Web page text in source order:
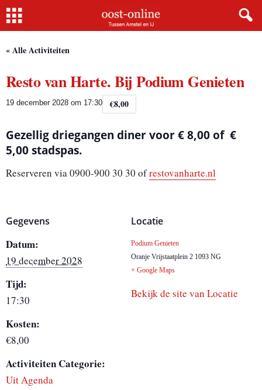
Home
« Alle Activiteiten
Resto van Harte. Bij Podium Genieten
19 december 2028 om 17:30 €8,00
Gezellig driegangen diner voor € 8,00 of €
5,00 stadspas.
Reserveren via 0900-900 30 30 ofrestovanharte.nl
Gegevens
Datum:
19 december 2028
Tijd:
17:30
Kosten:
€8,00
Activiteiten Categorie:
Uit Agenda
Locatie
Podium Genieten
Oranje Vrijstaatplein 2 1093 NG
+ Google Maps
Bekijk de site van Locatie